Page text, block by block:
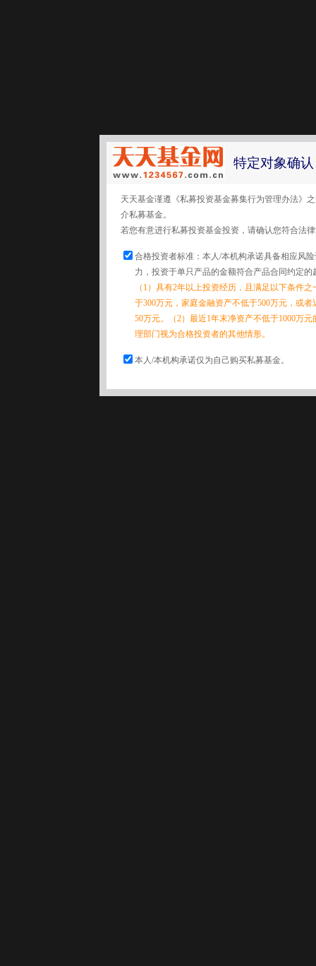
特定对象确认
天天基金谨遵《私募投资基金募集行为管理办法》
介私募基金。
若您有意进行私募投资基金投资，请确认您符合法
合格投资者标准：本人/本机构承诺具备相应风
力，投资于单只产品的金额符合产品合同约定的
（1）具有2年以上投资经历，且满足以下条件
于300万元，家庭金融资产不低于500万元，或
50万元。（2）最近1年末净资产不低于1000万
理部门视为合格投资者的其他情形。
本人/本机构承诺仅为自己购买私募基金。